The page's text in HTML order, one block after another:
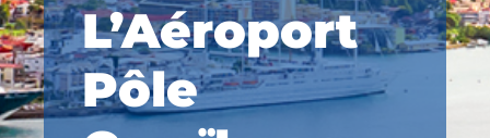
L’Aéroport
Pôle